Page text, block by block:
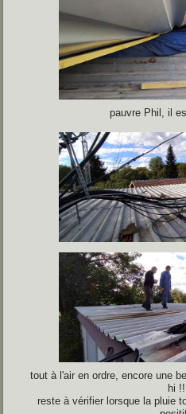
pauvre Phil, il
tout à l'air en ordre, encore une
hi
reste à vérifier lorsque la pluie